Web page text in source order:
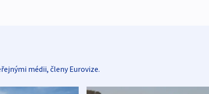
médii, členy Eurovize.